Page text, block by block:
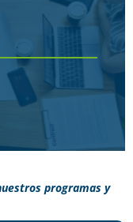
programas y